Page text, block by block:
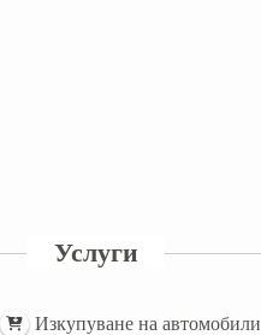
Услуги
Изкупуване на автомобили